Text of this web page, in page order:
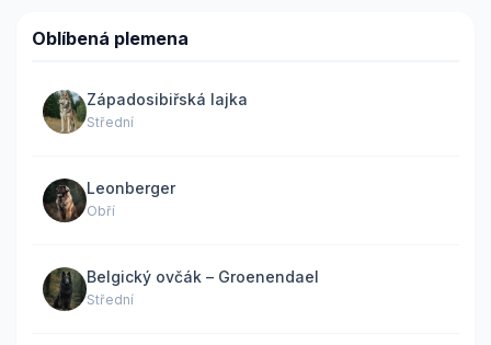
Oblíbená plemena
Západosibiřská lajka
Střední
Leonberger
Obří
Belgický ovčák – Groenendael
Střední